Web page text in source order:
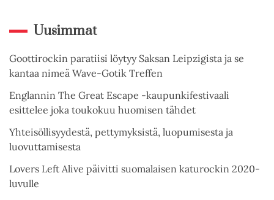
Uusimmat
Goottirockin paratiisi löytyy Saksan Leipzigista ja se
kantaa nimeä Wave-Gotik Treffen
Englannin The Great Escape -kaupunkifestivaali
esittelee joka toukokuu huomisen tähdet
Yhteisöllisyydestä, pettymyksistä, luopumisesta ja
luovuttamisesta
Lovers Left Alive päivitti suomalaisen katurockin 2020-
luvulle